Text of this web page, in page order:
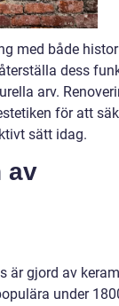
med både
dess
arv.
för att
sätt idag.
av
är gjord av
under